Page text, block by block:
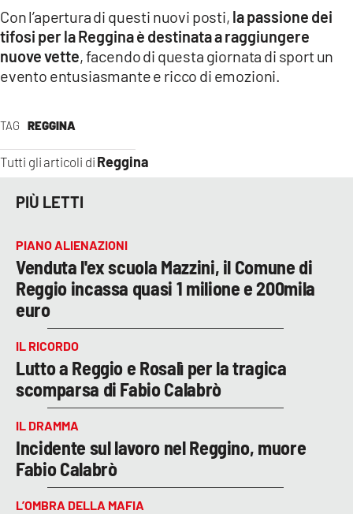
App
ANDROID
TAG REGGINA
Tutti gli articoli di Reggina
Con l’apertura di questi nuovi posti, la passione dei
tifosi per la Reggina è destinata a raggiungere
nuove vette, facendo di questa giornata di sport un
evento entusiasmante e ricco di emozioni.
PIÙ LETTI
PIANO ALIENAZIONI
Venduta l'ex scuola Mazzini, il Comune di
Reggio incassa quasi 1 milione e 200mila
euro
IL RICORDO
Lutto a Reggio e Rosalì per la tragica
scomparsa di Fabio Calabrò
IL DRAMMA
Incidente sul lavoro nel Reggino, muore
Fabio Calabrò
L’OMBRA DELLA MAFIA